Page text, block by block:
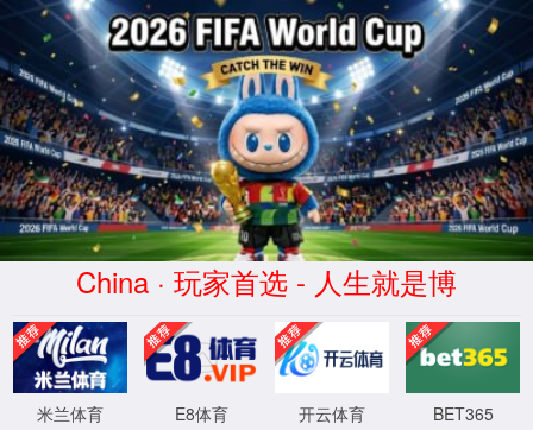
提示：访问地址无效，错误的栏目参数！
首页 关闭此页
XML 地图